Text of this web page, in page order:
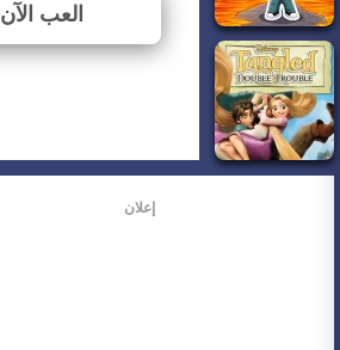
العب الآن
إعلان